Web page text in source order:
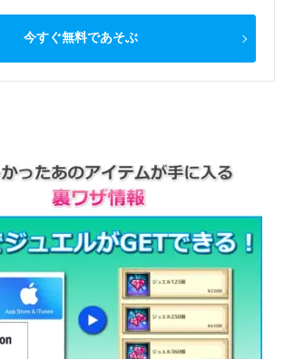
今すぐ無料であそぶ